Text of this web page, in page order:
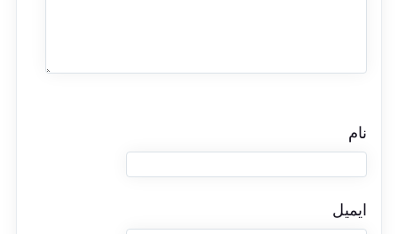
نام
ایمیل